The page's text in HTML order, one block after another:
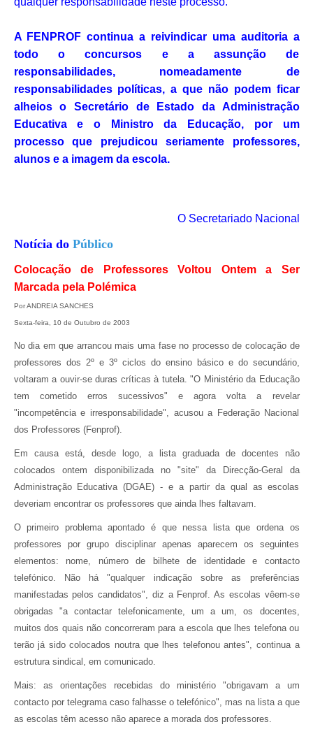
A FENPROF continua a reivindicar uma auditoria a
todo o concursos e a assunção de
responsabilidades, nomeadamente de
responsabilidades políticas, a que não podem ficar
alheios o Secretário de Estado da Administração
Educativa e o Ministro da Educação, por um
processo que prejudicou seriamente professores,
alunos e a imagem da escola.
O Secretariado Nacional
Notícia do Público
Colocação de Professores Voltou Ontem a Ser
Marcada pela Polémica
Por ANDREIA SANCHES
Sexta-feira, 10 de Outubro de 2003
No dia em que arrancou mais uma fase no processo de colocação de
professores dos 2º e 3º ciclos do ensino básico e do secundário,
voltaram a ouvir-se duras críticas à tutela. "O Ministério da Educação
tem cometido erros sucessivos" e agora volta a revelar
"incompetência e irresponsabilidade", acusou a Federação Nacional
dos Professores (Fenprof).
Em causa está, desde logo, a lista graduada de docentes não
colocados ontem disponibilizada no "site" da Direcção-Geral da
Administração Educativa (DGAE) - e a partir da qual as escolas
deveriam encontrar os professores que ainda lhes faltavam.
O primeiro problema apontado é que nessa lista que ordena os
professores por grupo disciplinar apenas aparecem os seguintes
elementos: nome, número de bilhete de identidade e contacto
telefónico. Não há "qualquer indicação sobre as preferências
manifestadas pelos candidatos", diz a Fenprof. As escolas vêem-se
obrigadas "a contactar telefonicamente, um a um, os docentes,
muitos dos quais não concorreram para a escola que lhes telefona ou
terão já sido colocados noutra que lhes telefonou antes", continua a
estrutura sindical, em comunicado.
Mais: as orientações recebidas do ministério "obrigavam a um
contacto por telegrama caso falhasse o telefónico", mas na lista a que
as escolas têm acesso não aparece a morada dos professores.